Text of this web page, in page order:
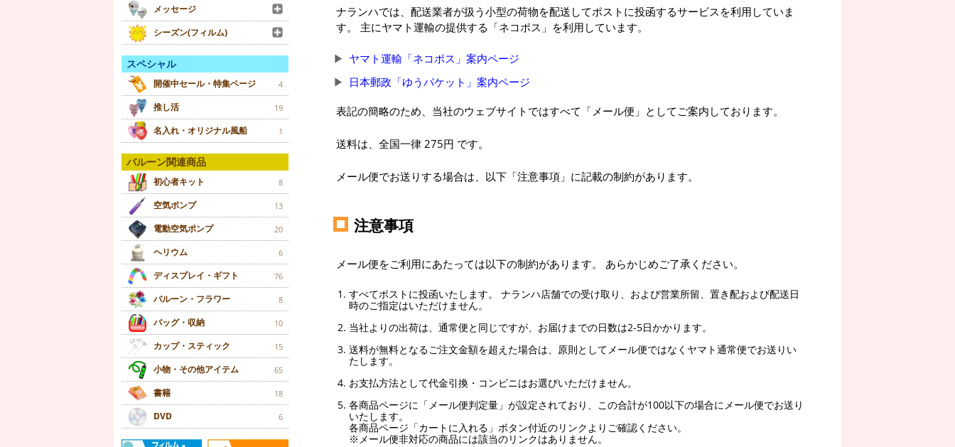
メッセージ
シーズン(フィルム)
スペシャル
開催中セール・特集ページ 4
推し活 19
名入れ・オリジナル風船 1
バルーン関連商品
初心者キット 8
空気ポンプ 13
電動空気ポンプ 20
ヘリウム 6
ディスプレイ・ギフト 76
バルーン・フラワー 8
バッグ・収納 10
カップ・スティック 15
小物・その他アイテム 65
書籍 18
DVD 6
ナランハでは、配送業者が扱う小型の荷物を配送してポストに投函するサービスを利用していま
す。 主にヤマト運輸の提供する「ネコポス」を利用しています。
ヤマト運輸「ネコポス」案内ページ
日本郵政「ゆうパケット」案内ページ
表記の簡略のため、当社のウェブサイトではすべて「メール便」としてご案内しております。
送料は、全国一律 275円 です。
メール便でお送りする場合は、以下「注意事項」に記載の制約があります。
注意事項
メール便をご利用にあたっては以下の制約があります。 あらかじめご了承ください。
すべてポストに投函いたします。 ナランハ店舗での受け取り、および営業所留、置き配および配送日
時のご指定はいただけません。
当社よりの出荷は、通常便と同じですが、お届けまでの日数は2-5日かかります。
送料が無料となるご注文金額を超えた場合は、原則としてメール便ではなくヤマト通常便でお送りい
たします。
お支払方法として代金引換・コンビニはお選びいただけません。
各商品ページに「メール便判定量」が設定されており、この合計が100以下の場合にメール便でお送り
いたします。
各商品ページ「カートに入れる」ボタン付近のリンクよりご確認ください。
※メール便非対応の商品には該当のリンクはありません。